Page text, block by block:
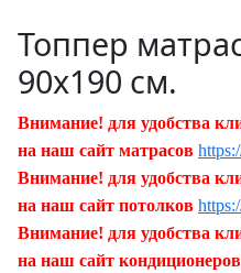
Топпер
90х190 см.
Внимание! для удобства
на наш сайт матрасов
Внимание! для удобства
на наш сайт потолков
Внимание! для удобства
на наш сайт кондиционеров